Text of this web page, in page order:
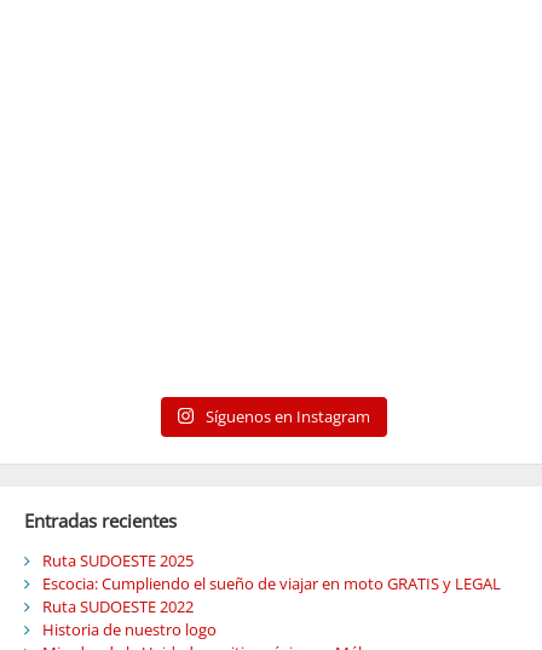
Síguenos en Instagram
Entradas recientes
Ruta SUDOESTE 2025
Escocia: Cumpliendo el sueño de viajar en moto GRATIS y LEGAL
Ruta SUDOESTE 2022
Historia de nuestro logo